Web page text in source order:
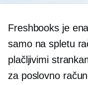
Freshbooks je
samo na spletu
plačljivimi
za poslovno